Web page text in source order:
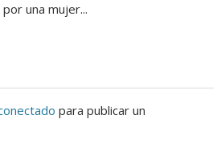
una mujer...
para publicar un